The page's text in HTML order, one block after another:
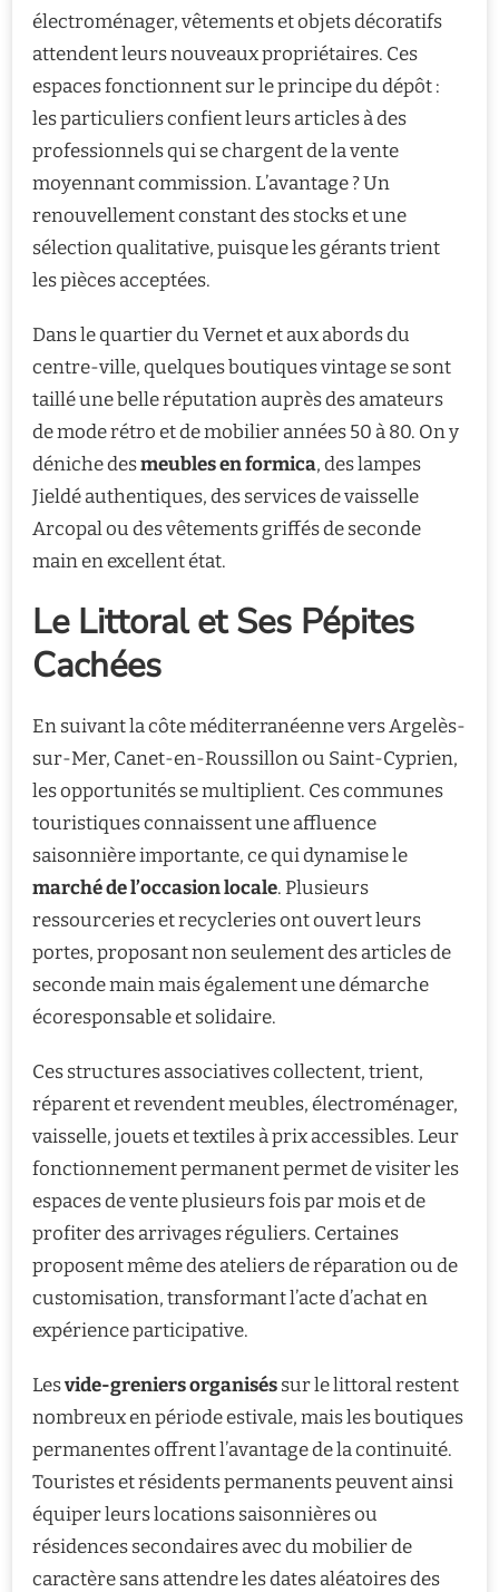
électroménager, vêtements et objets décoratifs
attendent leurs nouveaux propriétaires. Ces
espaces fonctionnent sur le principe du dépôt :
les particuliers confient leurs articles à des
professionnels qui se chargent de la vente
moyennant commission. L’avantage ? Un
renouvellement constant des stocks et une
sélection qualitative, puisque les gérants trient
les pièces acceptées.
Dans le quartier du Vernet et aux abords du
centre-ville, quelques boutiques vintage se sont
taillé une belle réputation auprès des amateurs
de mode rétro et de mobilier années 50 à 80. On y
déniche desmeubles en formica, des lampes
Jieldé authentiques, des services de vaisselle
Arcopal ou des vêtements griffés de seconde
main en excellent état.
Le Littoral et Ses Pépites
Cachées
En suivant la côte méditerranéenne vers Argelès-
sur-Mer, Canet-en-Roussillon ou Saint-Cyprien,
les opportunités se multiplient. Ces communes
touristiques connaissent une affluence
saisonnière importante, ce qui dynamise le
marché de l’occasion locale. Plusieurs
ressourceries et recycleries ont ouvert leurs
portes, proposant non seulement des articles de
seconde main mais également une démarche
écoresponsable et solidaire.
Ces structures associatives collectent, trient,
réparent et revendent meubles, électroménager,
vaisselle, jouets et textiles à prix accessibles. Leur
fonctionnement permanent permet de visiter les
espaces de vente plusieurs fois par mois et de
profiter des arrivages réguliers. Certaines
proposent même des ateliers de réparation ou de
customisation, transformant l’acte d’achat en
expérience participative.
Lesvide-greniers organiséssur le littoral restent
nombreux en période estivale, mais les boutiques
permanentes offrent l’avantage de la continuité.
Touristes et résidents permanents peuvent ainsi
équiper leurs locations saisonnières ou
résidences secondaires avec du mobilier de
caractère sans attendre les dates aléatoires des